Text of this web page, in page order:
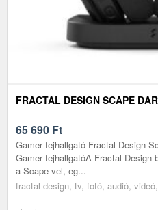
FRACTAL DESIGN SCAPE
65 690 Ft
Gamer fejhallgató Fractal Design
Gamer fejhallgatóA Fractal Design
a Scape-vel, eg...
fractal design, tv, fotó, audió,